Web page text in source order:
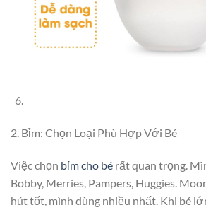
2. Bỉm: Chọn Loại Phù Hợp Với Bé
Việc chọn bỉm cho bé rất quan trọng.
Bobby, Merries, Pampers, Huggies.
hút tốt, mình dùng nhiều nhất. Khi bé